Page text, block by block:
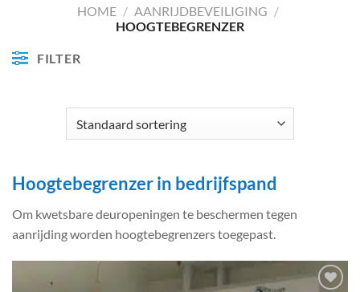
HOME / AANRIJDBEVEILIGING /
HOOGTEBEGRENZER
FILTER
Hoogtebegrenzer in bedrijfspand
Om kwetsbare deuropeningen te beschermen tegen
aanrijding worden hoogtebegrenzers toegepast.